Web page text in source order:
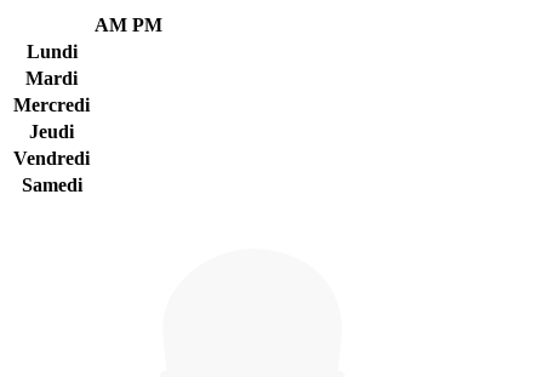
AM PM
Lundi
Mardi
Mercredi
Jeudi
Vendredi
Samedi